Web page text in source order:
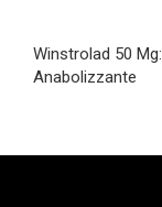
de
Winstrolad 50
Anabolizzante